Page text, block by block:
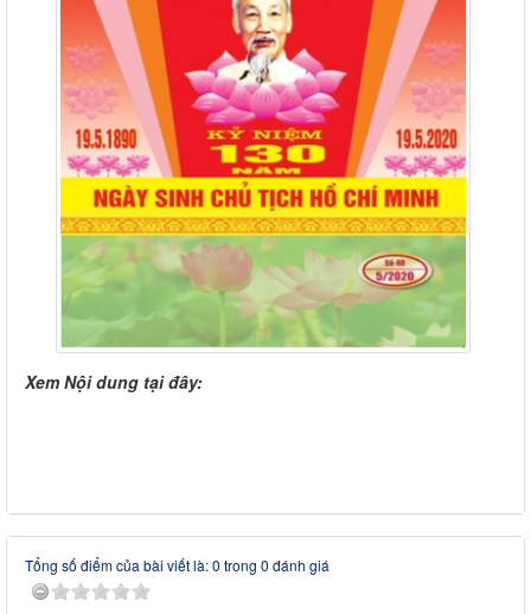
Xem Nội dung tại đây:
Tổng số điểm của bài viết là: 0 trong 0 đánh giá